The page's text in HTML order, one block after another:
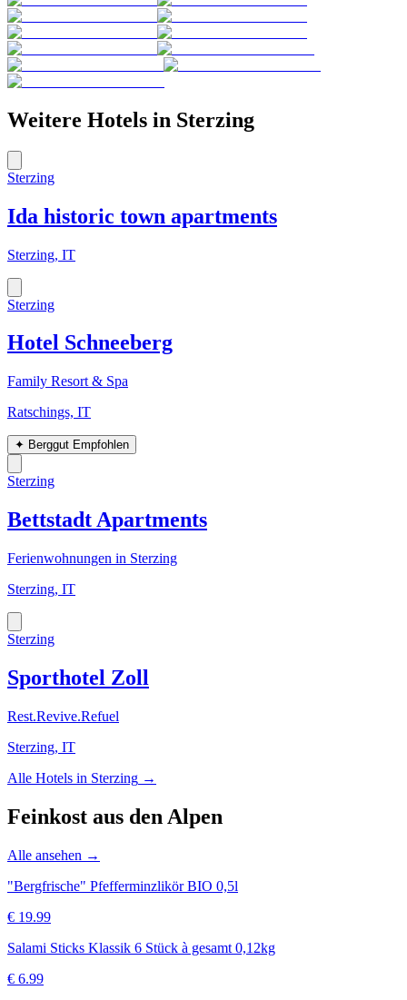
Weitere Hotels in Sterzing
Sterzing
Ida historic town apartments
Sterzing, IT
Sterzing
Hotel Schneeberg
Family Resort & Spa
Ratschings, IT
✦ Berggut Empfohlen
Sterzing
Bettstadt Apartments
Ferienwohnungen in Sterzing
Sterzing, IT
Sterzing
Sporthotel Zoll
Rest.Revive.Refuel
Sterzing, IT
Alle Hotels in Sterzing →
Feinkost aus den Alpen
Alle ansehen →
"Bergfrische" Pfefferminzlikör BIO 0,5l
€ 19.99
Salami Sticks Klassik 6 Stück à gesamt 0,12kg
€ 6.99